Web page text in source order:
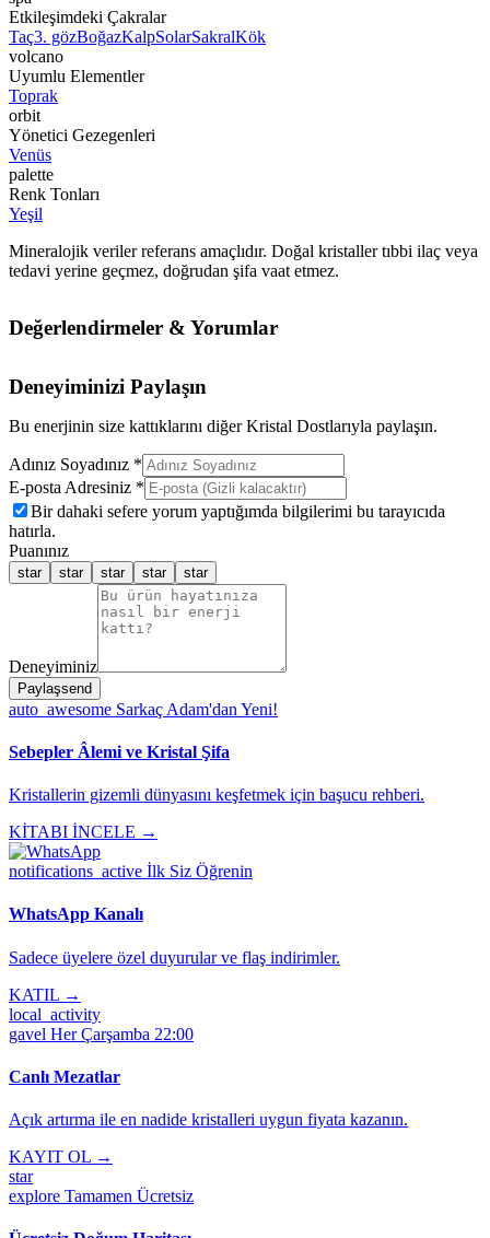
Etkileşimdeki Çakralar
Taç3. gözBoğazKalpSolarSakralKök
volcano
Uyumlu Elementler
Toprak
orbit
Yönetici Gezegenleri
Venüs
palette
Renk Tonları
Yeşil
Mineralojik veriler referans amaçlıdır. Doğal kristaller tıbbi ilaç veya
tedavi yerine geçmez, doğrudan şifa vaat etmez.
Değerlendirmeler & Yorumlar
Deneyiminizi Paylaşın
Bu enerjinin size kattıklarını diğer Kristal Dostlarıyla paylaşın.
Adınız Soyadınız *
E-posta Adresiniz *
Bir dahaki sefere yorum yaptığımda bilgilerimi bu tarayıcıda
hatırla.
Puanınız
star star star star star
Deneyiminiz
Paylaşsend
auto_awesome Sarkaç Adam'dan Yeni!
Sebepler Âlemi ve Kristal Şifa
Kristallerin gizemli dünyasını keşfetmek için başucu rehberi.
KİTABI İNCELE →
notifications_active İlk Siz Öğrenin
WhatsApp Kanalı
Sadece üyelere özel duyurular ve flaş indirimler.
KATIL →
local_activity
gavel Her Çarşamba 22:00
Canlı Mezatlar
Açık artırma ile en nadide kristalleri uygun fiyata kazanın.
KAYIT OL →
star
explore Tamamen Ücretsiz